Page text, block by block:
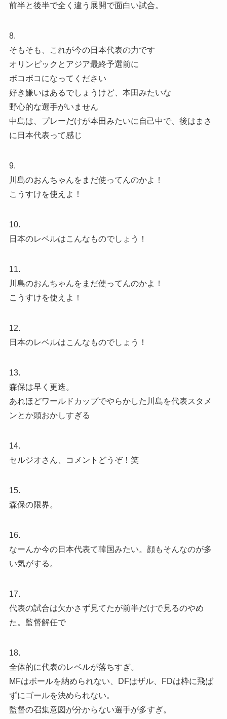
前半と後半で全く違う展開で面白い試合。
8.
そもそも、これが今の日本代表の力です
オリンピックとアジア最終予選前に
ボコボコになってください
好き嫌いはあるでしょうけど、本田みたいな
野心的な選手がいません
中島は、プレーだけが本田みたいに自己中で、後はまさ
に日本代表って感じ
9.
川島のおんちゃんをまだ使ってんのかよ！
こうすけを使えよ！
10.
日本のレベルはこんなものでしょう！
11.
川島のおんちゃんをまだ使ってんのかよ！
こうすけを使えよ！
12.
日本のレベルはこんなものでしょう！
13.
森保は早く更迭。
あれほどワールドカップでやらかした川島を代表スタメ
ンとか頭おかしすぎる
14.
セルジオさん、コメントどうぞ！笑
15.
森保の限界。
16.
なーんか今の日本代表て韓国みたい。顔もそんなのが多
い気がする。
17.
代表の試合は欠かさず見てたが前半だけで見るのやめ
た。監督解任で
18.
全体的に代表のレベルが落ちすぎ。
MFはボールを納められない、DFはザル、FDは枠に飛ば
ずにゴールを決められない。
監督の召集意図が分からない選手が多すぎ。